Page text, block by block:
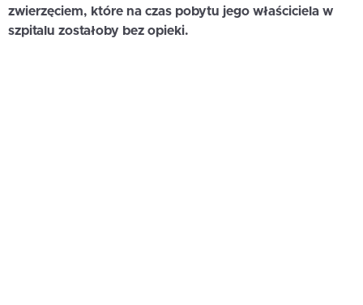
zwierzęciem, które na czas pobytu jego właściciela w
szpitalu zostałoby bez opieki.